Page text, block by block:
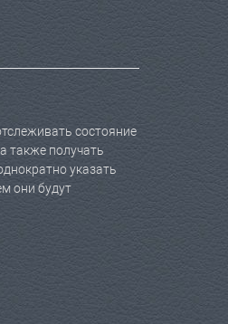
состояние
также получать
указать
они будут